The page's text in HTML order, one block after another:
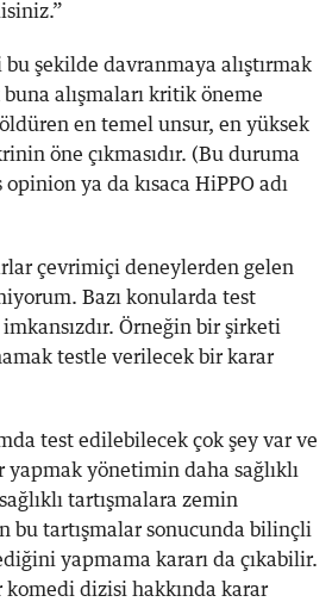
şekilde davranmaya alıştırmak
alışmaları kritik öneme
en temel unsur, en yüksek
öne çıkmasıdır. (Bu duruma
ya da kısaca HiPPO adı
çevrimiçi deneylerden gelen
Bazı konularda test
Örneğin bir şirketi
testle verilecek bir karar
test edilebilecek çok şey var ve
yönetimin daha sağlıklı
tartışmalara zemin
bu tartışmalar sonucunda bilinçli
yapmama kararı da çıkabilir.
dizisi hakkında karar